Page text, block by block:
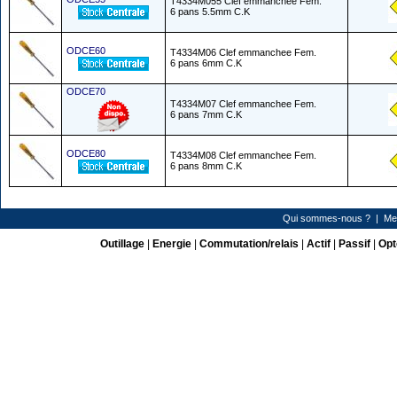
6 pans 5.5mm C.K
ODCE60
T4334M06 Clef emmanchee Fem.
6 pans 6mm C.K
ODCE70
T4334M07 Clef emmanchee Fem.
6 pans 7mm C.K
ODCE80
T4334M08 Clef emmanchee Fem.
6 pans 8mm C.K
Qui sommes-nous ? |
Outillage| Energie| Commutation/relais Actif| Passif|